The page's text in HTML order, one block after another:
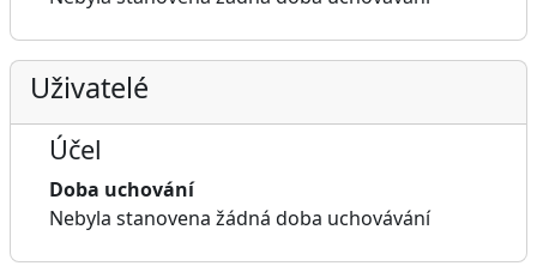
Uživatelé
Účel
Doba uchování
Nebyla stanovena žádná doba uchovávání